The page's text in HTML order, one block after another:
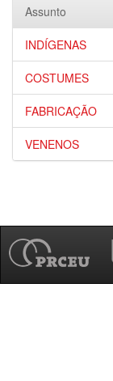
Assunto
INDÍGENAS
COSTUMES
FABRICAÇÃO
VENENOS